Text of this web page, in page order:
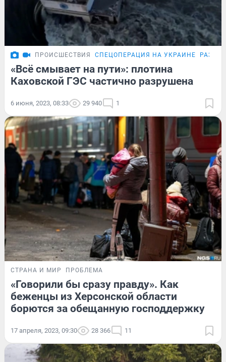
ПРОИСШЕСТВИЯ СПЕЦОПЕРАЦИЯ НА УКРАИНЕ
«Всё смывает на пути»: плотина
Каховской ГЭС частично разрушена
6 июня, 2023, 08:33 29 940 1
СТРАНА И МИР ПРОБЛЕМА
«Говорили бы сразу правду». Как
беженцы из Херсонской области
борются за обещанную господдержку
17 апреля, 2023, 09:30 28 366 11